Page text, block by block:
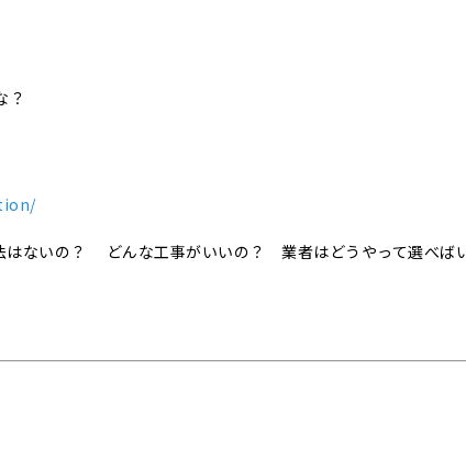
？
はないの？ どんな工事がいいの？ 業者はどうやって選べば